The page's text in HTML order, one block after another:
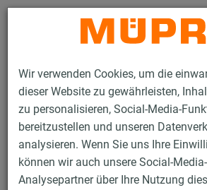
Wir verwenden Cookies, um die
dieser Website zu gewährleisten,
zu personalisieren, Social-Media-
bereitzustellen und unseren
analysieren. Wenn Sie uns Ihre
können wir auch unsere Social-
Analysepartner über Ihre Nutzung
Produkte Befestigungstechnik
Installationsschienen für die
MPC-Systemschienen (leichter bis mittlerer